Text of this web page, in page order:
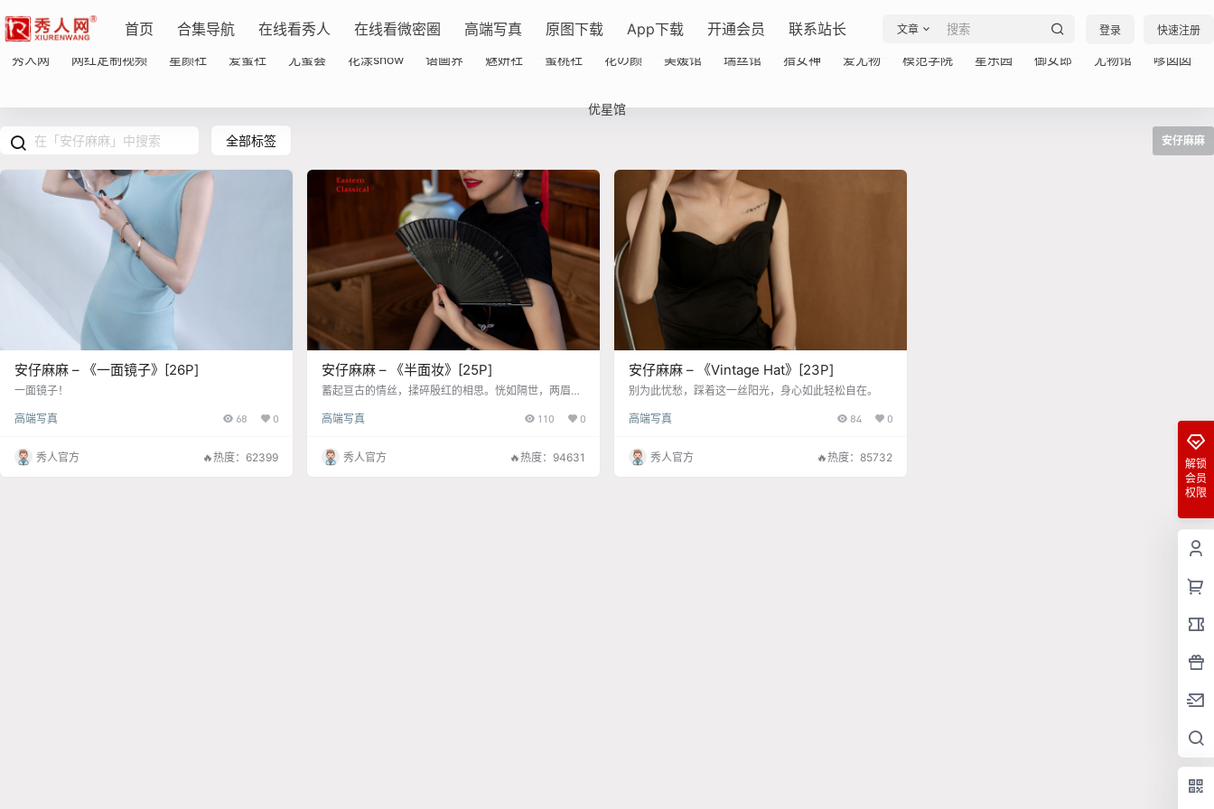
首页 合集导航 在线看秀人 在线看微密圈 高端写真 原图下载 App下载 开通会员 联系站长 文章 登录 快速注册
秀人网 网红定制视频 星颜社 爱蜜社 尤蜜荟 花漾show 语画界 魅妍社 蜜桃社 花の颜 美媛馆 瑞丝馆 猎女神 爱尤物 模范学院 星乐园 御女郎 尤物馆 嗲囡囡
优星馆
全部标签 安仔麻麻
安仔麻麻 – 《一面镜子》[26P]
一面镜子！
高端写真 68 0
秀人官方 🔥热度：62399
安仔麻麻 – 《半面妆》[25P]
蓄起亘古的情丝，揉碎殷红的相思。恍如隔世，两眉
高端写真
110 0
秀人官方 🔥热度：94631
安仔麻麻 – 《Vintage Hat》[23P]
别为此忧愁，踩着这一丝阳光，身心如此轻松自在。
高端写真 84 0
秀人官方 🔥热度：85732
解锁
会员
权限